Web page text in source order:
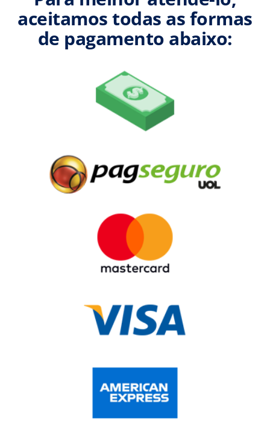
aceitamos todas as formas
de pagamento abaixo: